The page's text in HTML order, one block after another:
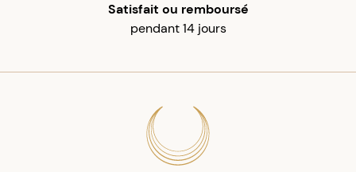
Satisfait ou remboursé
pendant 14 jours